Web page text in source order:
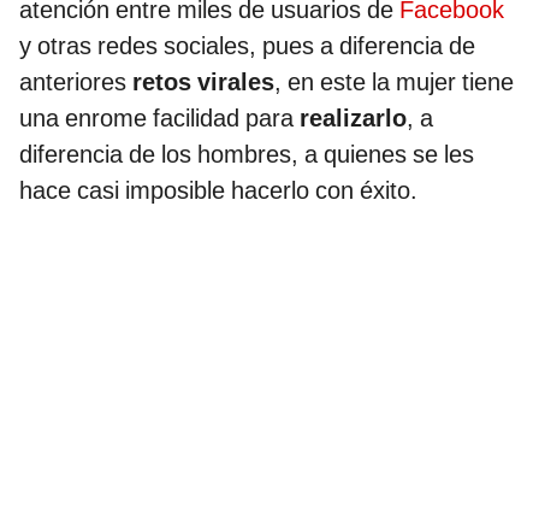
atención entre miles de usuarios de Facebook
y otras redes sociales, pues a diferencia de
anteriores retos virales, en este la mujer tiene
una enrome facilidad para realizarlo, a
diferencia de los hombres, a quienes se les
hace casi imposible hacerlo con éxito.